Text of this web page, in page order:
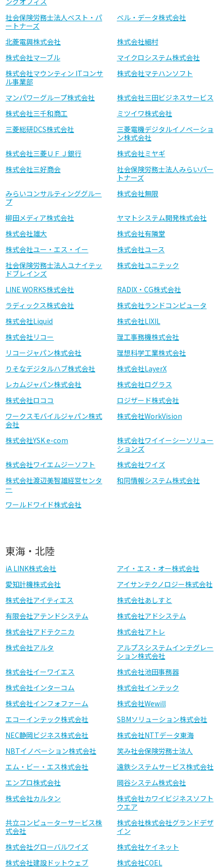
社会保険労務士法人ベスト・パ
ートナーズ
ベル・データ株式会社
北菱電興株式会社
株式会社細村
株式会社マーブル
マイクロシステム株式会社
株式会社マウンティン ITコンサ
ル事業部
株式会社マテハンソフト
マンパワーグループ株式会社
株式会社三田ビジネスサービス
株式会社三千和商工
ミツイワ株式会社
三菱総研DCS株式会社
三菱電機デジタルイノベーショ
ン株式会社
株式会社三菱ＵＦＪ銀行
株式会社ミヤギ
株式会社三好商会
社会保険労務士法人みらいパー
トナーズ
みらいコンサルティンググルー
プ
株式会社無限
柳田メディア株式会社
ヤマトシステム開発株式会社
株式会社雄大
株式会社有隣堂
株式会社ユー・エス・イー
株式会社ユース
社会保険労務士法人ユナイテッ
ドブレインズ
株式会社ユニテック
LINE WORKS株式会社
RADIX・CG株式会社
ラディックス株式会社
株式会社ランドコンピュータ
株式会社Liquid
株式会社LIXIL
株式会社リコー
理工事務機株式会社
リコージャパン株式会社
理想科学工業株式会社
りそなデジタルハブ株式会社
株式会社LayerX
レカムジャパン株式会社
株式会社ログラス
株式会社ロココ
ロジザード株式会社
ワークスモバイルジャパン株式
会社
株式会社WorkVision
株式会社YSK e-com
株式会社ワイイーシーソリュー
ションズ
株式会社ワイエムジーソフト
株式会社ワイズ
株式会社渡辺美智雄経営センタ
ー
和同情報システム株式会社
ワールドワイド株式会社
東海・北陸
iA LINK株式会社
アイ・エス・オー株式会社
愛知計機株式会社
アイサンテクノロジー株式会社
株式会社アイティエス
株式会社あしすと
有限会社アテンドシステム
株式会社アドシステム
株式会社アドテクニカ
株式会社アトレ
株式会社アルタ
アルプスシステムインテグレー
ション株式会社
株式会社イーワイエス
株式会社池田事務器
株式会社インターコム
株式会社インテック
株式会社インフォファーム
株式会社Wewill
エコーインテック株式会社
SBMソリューション株式会社
NEC静岡ビジネス株式会社
株式会社NTTデータ東海
NBTイノベーション株式会社
笑み社会保険労務士法人
エム・ビー・エス株式会社
遠鉄システムサービス株式会社
エンプロ株式会社
岡谷システム株式会社
株式会社カルタン
株式会社カワイビジネスソフト
ウエア
共立コンピューターサービス株
式会社
株式会社株式会社グランドデザ
イン
株式会社グローバルワイズ
株式会社ケイネット
株式会社建設ドットウェブ
株式会社COEL